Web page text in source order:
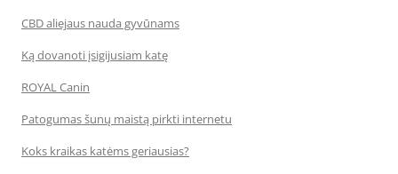
CBD aliejaus nauda gyvūnams
Ką dovanoti įsigijusiam katę
ROYAL Canin
Patogumas šunų maistą pirkti internetu
Koks kraikas katėms geriausias?